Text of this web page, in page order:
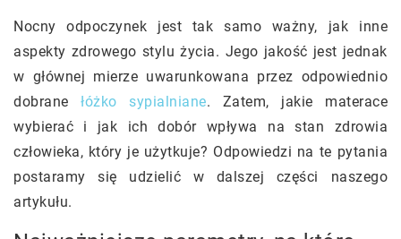
Nocny odpoczynek jest tak samo ważny, jak inne
aspekty zdrowego stylu życia. Jego jakość jest jednak
w głównej mierze uwarunkowana przez odpowiednio
dobrane łóżko sypialniane. Zatem, jakie materace
wybierać i jak ich dobór wpływa na stan zdrowia
człowieka, który je użytkuje? Odpowiedzi na te pytania
postaramy się udzielić w dalszej części naszego
artykułu.